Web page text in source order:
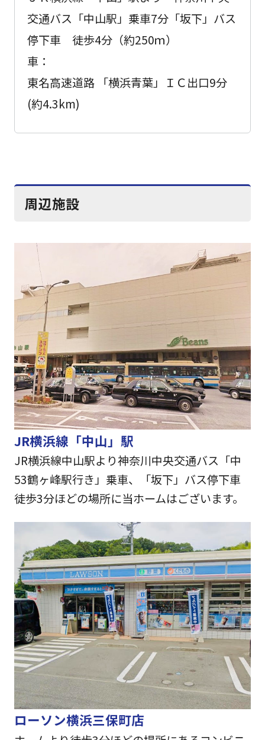
交通バス「中山駅」乗車7分「坂下」バス
停下車 徒歩4分（約250ｍ）
車：
東名高速道路 「横浜青葉」ＩＣ出口9分
(約4.3km)
周辺施設
JR横浜線「中山」駅
JR横浜線中山駅より神奈川中央交通バス「中
53鶴ヶ峰駅行き」乗車、「坂下」バス停下車
徒歩3分ほどの場所に当ホームはございます。
ローソン横浜三保町店